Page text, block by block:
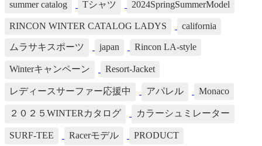
summer catalog Tシャツ 2024SpringSummerModel
RINCON WINTER CATALOG LADYS california
ムラサキスポーツ japan Rincon LA-style
Winterキャンペーン Resort-Jacket
レディースサーファー応援中 アパレル Monaco
２０２５WINTERカタログ カラーシュミレーター
SURF-TEE Racerモデル PRODUCT